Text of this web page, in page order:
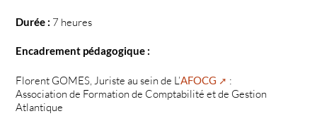
Durée : 7 heures
Encadrement pédagogique :
Florent GOMES, Juriste au sein de L’AFOCG
:
Association de Formation de Comptabilité et de Gestion
Atlantique